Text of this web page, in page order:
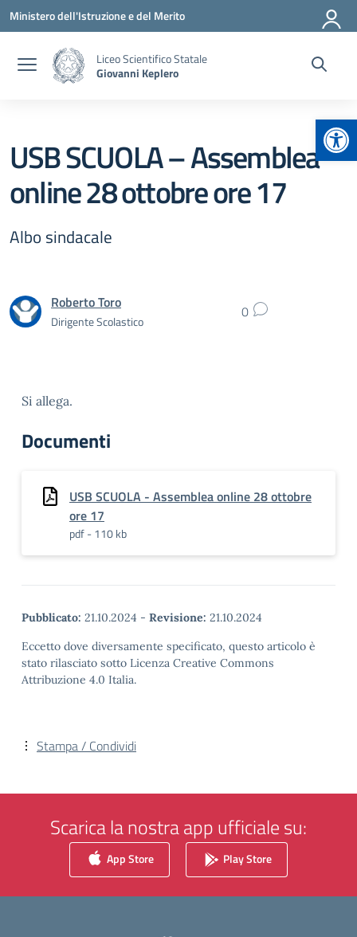
Vai ai contenuti
Vai al menu di navigazione
Vai al footer
Ministero dell'Istruzione e del Merito
Liceo Scientifico Statale
Giovanni Keplero
USB SCUOLA – Assemblea
online 28 ottobre ore 17
Albo sindacale
Roberto Toro
Dirigente Scolastico 0
Si allega.
Documenti
USB SCUOLA - Assemblea online 28 ottobre
ore 17
pdf - 110 kb
Pubblicato: 21.10.2024 - Revisione: 21.10.2024
Eccetto dove diversamente specificato, questo articolo è
stato rilasciato sotto Licenza Creative Commons
Attribuzione 4.0 Italia.
Stampa / Condividi
Scarica la nostra app ufficiale su:
App Store Play Store